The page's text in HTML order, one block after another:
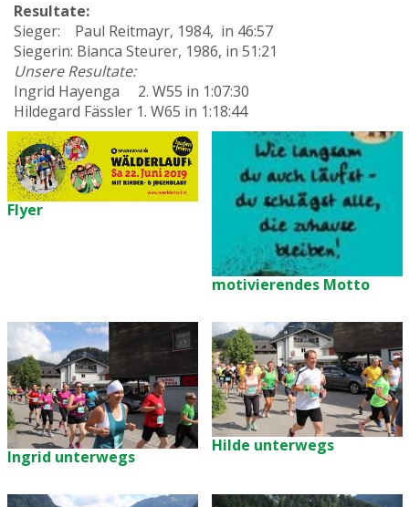
Resultate:
Sieger: Paul Reitmayr, 1984, in 46:57
Siegerin: Bianca Steurer, 1986, in 51:21
Unsere Resultate:
Ingrid Hayenga 2. W55 in 1:07:30
Hildegard Fässler 1. W65 in 1:18:44
Flyer
motivierendes Motto
Ingrid unterwegs
Hilde unterwegs